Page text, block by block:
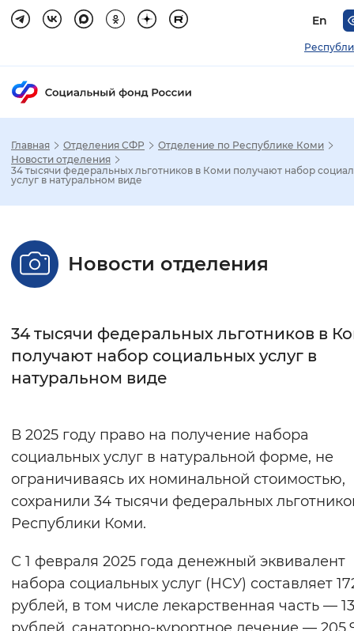
En
Стандартный Увеличенный
Без засечек С засечками
Интервал между буквами
Цвет сайта
Монохромный Инверсивный
Изображения
Включены Выключены
Главная Отделения СФР
Отделение по Республике Коми
Новости отделения
34 тысячи федеральных льготников в Коми получают набор
услуг в натуральном виде
Новости отделения
34 тысячи федеральных льготников в
получают набор социальных услуг в
натуральном виде
В 2025 году право на получение набора
социальных услуг в натуральной форме, не
ограничиваясь их номинальной стоимостью,
сохранили 34 тысячи федеральных
Республики Коми.
С 1 февраля 2025 года денежный эквивалент
набора социальных услуг (НСУ) составляет
рублей, в том числе лекарственная часть —